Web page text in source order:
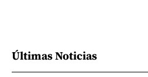
Últimas Noticias